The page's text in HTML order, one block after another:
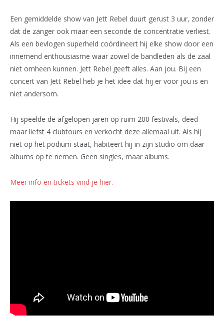
Een gemiddelde show van Jett Rebel duurt gerust 3 uur, zonder
dat de zanger ook maar een seconde de concentratie verliest.
Als een bevlogen superheld coördineert hij elke show door een
innemend enthousiasme waar zowel de bandleden als de zaal
niet omheen kunnen. Jett Rebel geeft alles. Aan jou. Bij een
concert van Jett Rebel heb je het idee dat hij er voor jou is en
niet andersom.
Hij speelde de afgelopen jaren op ruim 200 festivals, deed
maar liefst 4 clubtours en verkocht deze allemaal uit. Als hij
niet op het podium staat, habiteert hij in zijn studio om daar
albums op te nemen. Geen singles, maar albums.
Meer info en tickets vind je hier.